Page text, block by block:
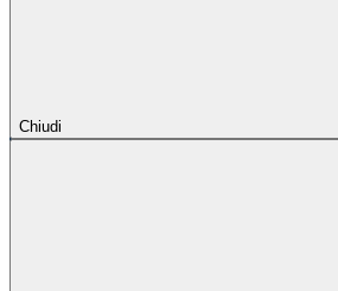
Chiudi